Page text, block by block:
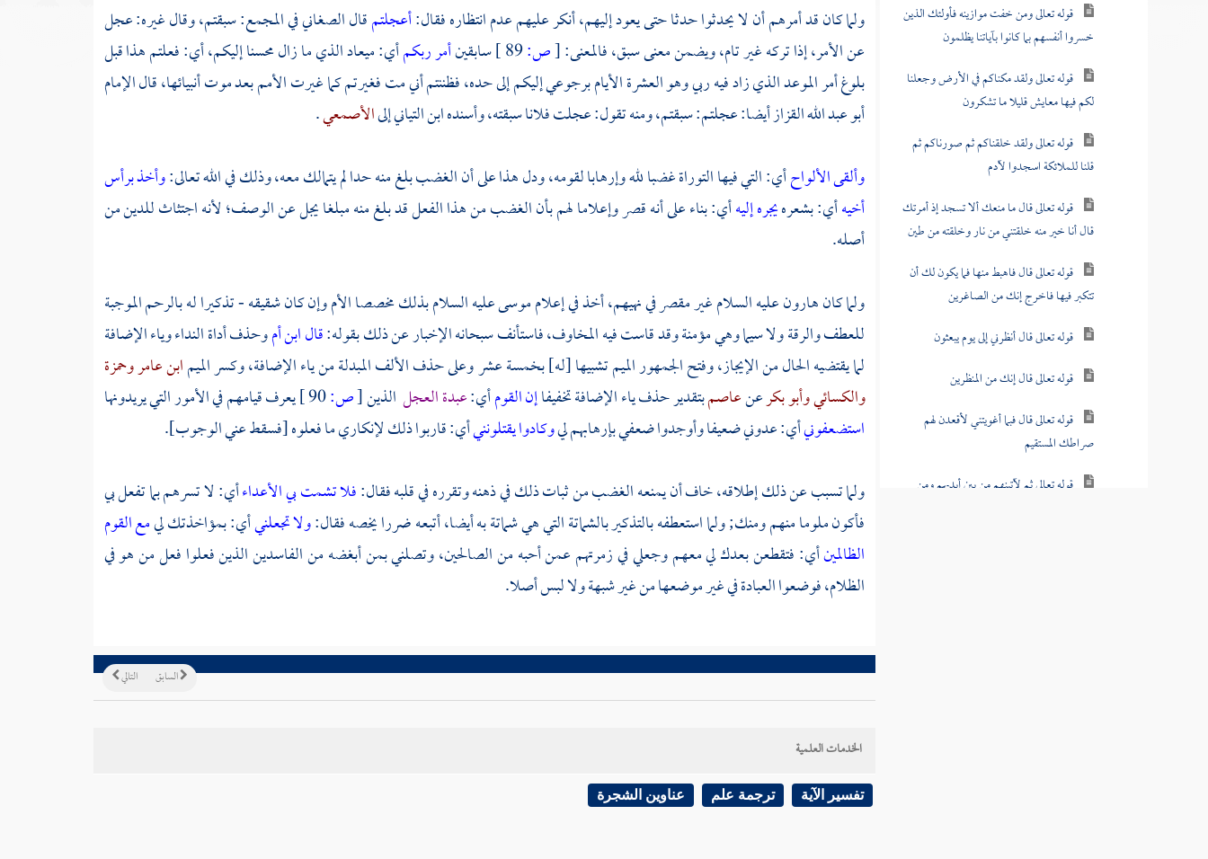
قوله تعالى ومن خفت موازينه فأولئك الذين
خسروا أنفسهم بما كانوا بآياتنا يظلمون
قوله تعالى ولقد مكناكم في الأرض وجعلنا
لكم فيها معايش قليلا ما تشكرون
قوله تعالى ولقد خلقناكم ثم صورناكم ثم
قلنا للملائكة اسجدوا لآدم
قوله تعالى قال ما منعك ألا تسجد إذ أمرتك
قال أنا خير منه خلقتني من نار وخلقته من طين
قوله تعالى قال فاهبط منها فما يكون لك أن
تتكبر فيها فاخرج إنك من الصاغرين
قوله تعالى قال أنظرني إلى يوم يبعثون
قوله تعالى قال إنك من المنظرين
قوله تعالى قال فبما أغويتني لأقعدن لهم
صراطك المستقيم
قوله تعالى ثم لآتينهم من بين أيديهم ومن
ولما كان قد أمرهم أن لا يحدثوا حدثا حتى يعود إليهم، أنكر عليهم عدم انتظاره فقال:أعجلتمقالالصغانيفي المجمع: سبقتم، وقال غيره: عجل
عن الأمر، إذا تركه غير تام، ويضمن معنى سبق، فالمعنى:[ص: سابقينأمر ربكمأي: ميعاد الذي ما زال محسنا إليكم، أي: فعلتم هذا قبل
بلوغ أمر الموعد الذي زاد فيه ربي وهو العشرة الأيام برجوعي إليكم إلى حده، فظننتم أني مت فغيرتم كما غيرت الأمم بعد موت أنبيائها، قالالإمام
أبو عبد الله القزازأيضا: عجلتم: سبقتم، ومنه تقول: عجلت فلانا سبقته، وأسندهابن التيانيإلىالأصمعي.
وألقى الألواحأي: التي فيها التوراة غضبا لله وإرهابا لقومه، ودل هذا على أن الغضب بلغ منه حدا لم يتمالك معه، وذلك في الله تعالى:وأخذ برأس
أخيهأي: بشعرهيجره إليهأي: بناء على أنه قصر وإعلاما لهم بأن الغضب من هذا الفعل قد بلغ منه مبلغا يجل عن الوصف؛ لأنه اجتثاث للدين من
أصله.
ولما كانهارونعليه السلام غير مقصر في نهيهم، أخذ في إعلامموسىعليه السلام بذلك مخصصا الأم وإن كان شقيقه - تذكيرا له بالرحم الموجبة
للعطف والرقة ولا سيما وهي مؤمنة وقد قاست فيه المخاوف، فاستأنف سبحانه الإخبار عن ذلك بقوله:قال ابن أموحذف أداة النداء وياء الإضافة
لما يقتضيه الحال من الإيجاز، وفتح الجمهور الميم تشبيها [له] بخمسة عشر وعلى حذف الألف المبدلة من ياء الإضافة، وكسر الميمابن عامروحمزة
والكسائيوأبو بكرعنعاصمبتقدير حذف ياء الإضافة تخفيفاإن القومأي:عبدة العجل الذين[ص:
يعرف قيامهم في الأمور التي يريدونها
استضعفونيأي: عدوني ضعيفا وأوجدوا ضعفي بإرهابهم ليوكادوا يقتلوننيأي: قاربوا ذلك لإنكاري ما فعلوه [فسقط عني الوجوب].
ولما تسبب عن ذلك إطلاقه، خاف أن يمنعه الغضب من ثبات ذلك في ذهنه وتقرره في قلبه فقال:فلا تشمت بي الأعداءأي: لا تسرهم بما تفعل بي
فأكون ملوما منهم ومنك; ولما استعطفه بالتذكير بالشماتة التي هي شماتة به أيضا، أتبعه ضررا يخصه فقال:ولا تجعلنيأي: بمؤاخذتك ليمع القوم
الظالمينأي: فتقطعن بعدك لي معهم وجعلي في زمرتهم عمن أحبه من الصالحين، وتصلني بمن أبغضه من الفاسدين الذين فعلوا فعل من هو في
الظلام، فوضعوا العبادة في غير موضعها من غير شبهة ولا لبس أصلا.
التالي السابق
الخدمات العلمية
تفسير الآية ترجمة علم عناوين الشجرة